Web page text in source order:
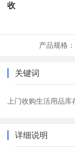
收
产品规格：
关键词
上门收购生活用品库
详细说明